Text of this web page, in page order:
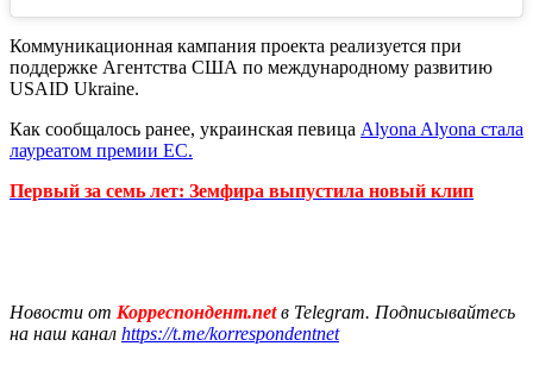
Коммуникационная кампания проекта реализуется при
поддержке Агентства США по международному развитию
USAID Ukraine.
Как сообщалось ранее, украинская певица Alyona Alyona стала
лауреатом премии ЕС.
Первый за семь лет: Земфира выпустила новый клип
Новости от Корреспондент.netв Telegram. Подписывайтесь
на наш канал https://t.me/korrespondentnet